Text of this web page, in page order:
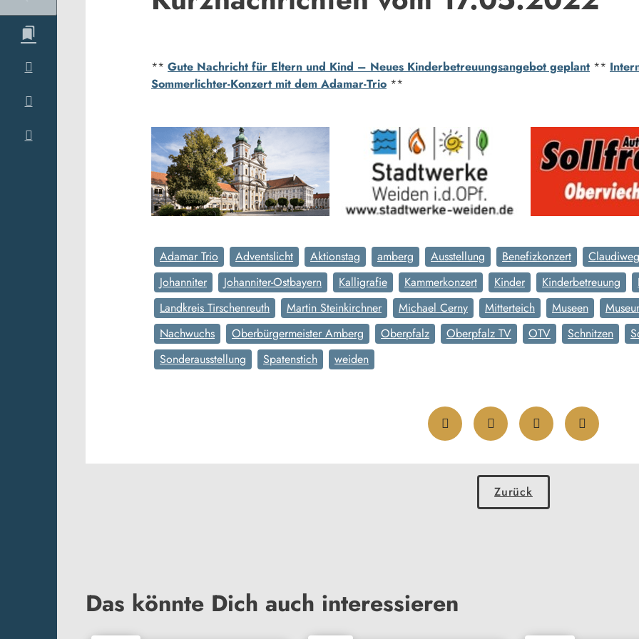
** Gute Nachricht für Eltern und Kind – Neues Kinderbetreuungsangebot geplant **
Sommerlichter-Konzert mit dem Adamar-Trio **
Adamar Trio Adventslicht Aktionstag amberg Ausstellung Benefizkonzert Claudiweg
Johanniter
Johanniter-Ostbayern Kalligrafie Kammerkonzert Kinder Kinderbetreuung
Landkreis Tirschenreuth
Martin Steinkirchner Michael Cerny Mitterteich Museen
Nachwuchs
Oberbürgermeister Amberg Oberpfalz Oberpfalz TV OTV Schnitzen
Sonderausstellung
Spatenstich weiden
Zurück
Das könnte Dich auch interessieren